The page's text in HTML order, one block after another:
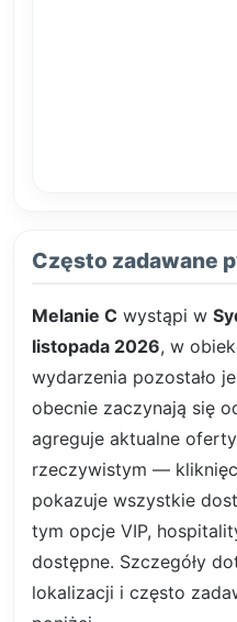
Często zadawane
Melanie C wystąpi w
listopada 2026, w
wydarzenia pozostało
obecnie zaczynają się
agreguje aktualne
rzeczywistym —
pokazuje wszystkie
tym opcje VIP,
dostępne. Szczegóły
lokalizacji i często